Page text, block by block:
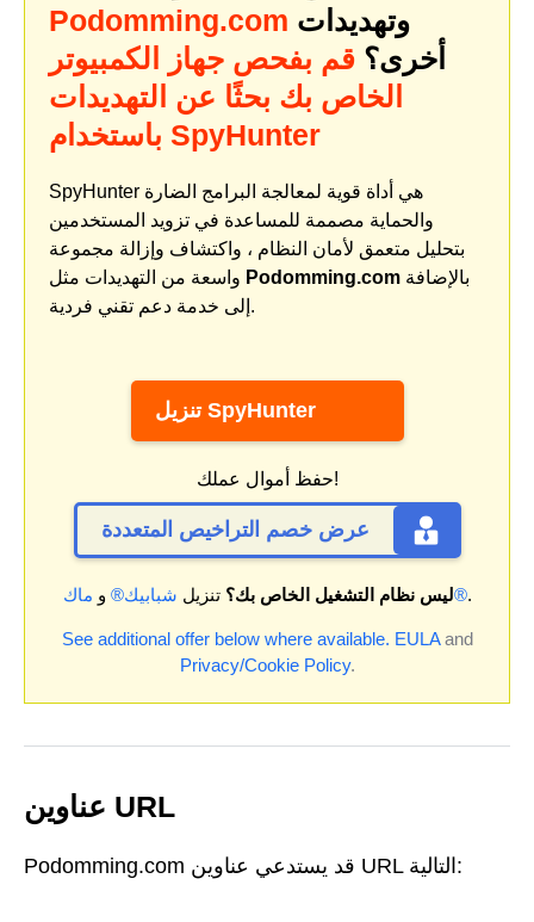
Podomming.com
أخرى؟ قم بفحص جهاز الكمبيوتر
الخاص بك بحثًا عن التهديدات
باستخدام SpyHunter
SpyHunter هي أداة قوية لمعالجة البرامج الضارة
والحماية مصممة للمساعدة في تزويد المستخدمين
بتحليل متعمق لأمان النظام ، واكتشاف وإزالة مجموعة
Podomming.com
إلى خدمة دعم تقني فردية.
تنزيل SpyHunter
حفظ أموال عملك!
عرض خصم التراخيص المتعددة
ليس نظام التشغيل الخاص بك؟ تنزيل شبابيك® و ماك®.
See additional offer below where available. EULAand
Privacy/Cookie Policy.
عناوين URL
Podomming.com قد يستدعي عناوين URL التالية: